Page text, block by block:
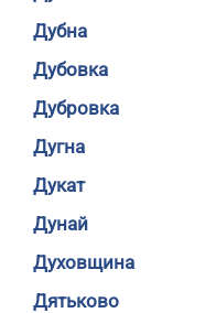
Дубна
Дубовка
Дубровка
Дугна
Дукат
Дунай
Духовщина
Дятьково